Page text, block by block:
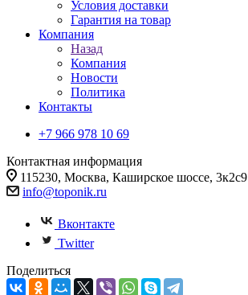
Условия доставки
Гарантия на товар
Компания
Назад
Компания
Новости
Политика
Контакты
+7 966 978 10 69
Контактная информация
115230, Москва, Каширское шоссе, 3к2с9
info@toponik.ru
Вконтакте
Twitter
Поделиться